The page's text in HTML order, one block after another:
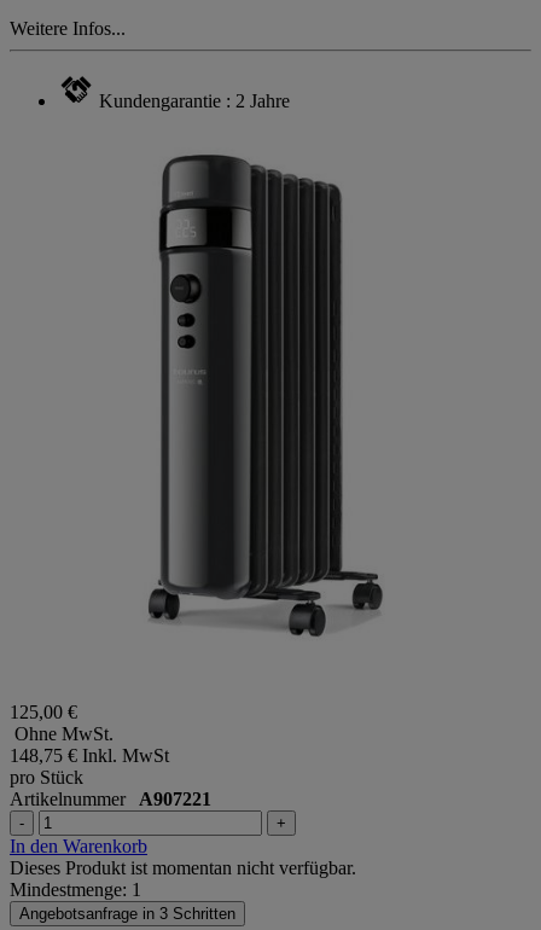
Weitere Infos...
Kundengarantie : 2 Jahre
125,00 €
Ohne MwSt.
148,75 € Inkl. MwSt
pro Stück
Artikelnummer A907221
- +
In den Warenkorb
Dieses Produkt ist momentan nicht verfügbar.
Mindestmenge: 1
Angebotsanfrage in 3 Schritten